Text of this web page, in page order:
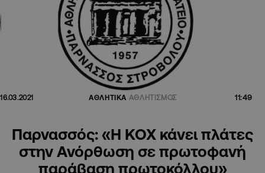
16.03.2021 ΑΘΛΗΤΙΚΑ ΑΘΛΗΤΙΣΜΟΣ 11:49
Παρνασσός: «Η ΚΟΧ κάνει πλάτες
στην Ανόρθωση σε πρωτοφανή
παράβαση πρωτοκόλλου»